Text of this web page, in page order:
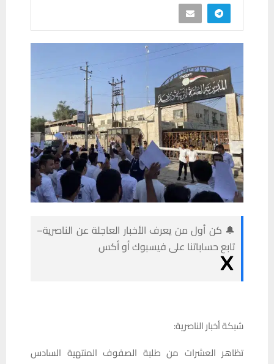
🔔 كن أول من يعرف الأخبار العاجلة عن الناصرية–
تابع حساباتنا على فيسبوك أو أكس
شبكة أخبار الناصرية:
تظاهر العشرات من طلبة الصفوف المنتهية السادس